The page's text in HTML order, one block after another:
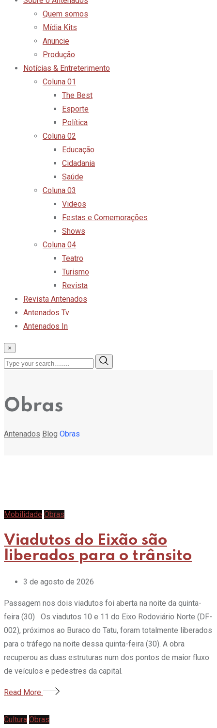
Quem somos
Mídia Kits
Anuncie
Produção
Notícias & Entreterimento
Coluna 01
The Best
Esporte
Política
Coluna 02
Educação
Cidadania
Saúde
Coluna 03
Videos
Festas e Comemorações
Shows
Coluna 04
Teatro
Turismo
Revista
Revista Antenados
Antenados Tv
Antenados In
×
Obras
Antenados Blog Obras
Mobilidade Obras
Viadutos do Eixão são
liberados para o trânsito
3 de agosto de 2026
Passagem nos dois viadutos foi aberta na noite da quinta-
feira (30) Os viadutos 10 e 11 do Eixo Rodoviário Norte (DF-
002), próximos ao Buraco do Tatu, foram totalmente liberados
para o tráfego na noite dessa quinta-feira (30). A obra
recuperou as duas estruturas num dos pontos de maior fluxo
de veículos e pedestres da capital.
Read More
Cultura Obras